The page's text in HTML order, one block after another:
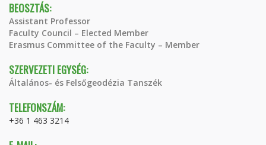
BEOSZTÁS:
Assistant Professor
Faculty Council – Elected Member
Erasmus Committee of the Faculty – Member
SZERVEZETI EGYSÉG:
Általános- és Felsőgeodézia Tanszék
TELEFONSZÁM:
+36 1 463 3214